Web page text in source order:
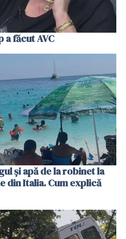
a făcut AVC
și apă de la robinet la
din Italia. Cum explică